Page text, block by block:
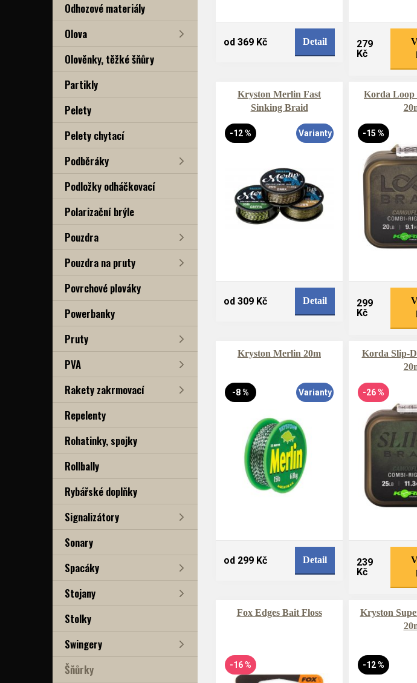
Odhozové materiály
Olova
Olověnky, těžké šňůry
Partikly
Pelety
Pelety chytací
Podběráky
Podložky odháčkovací
Polarizační brýle
Pouzdra
Pouzdra na pruty
Povrchové plováky
Powerbanky
Pruty
PVA
Rakety zakrmovací
Repelenty
Rohatinky, spojky
Rollbally
Rybářské doplňky
Signalizátory
Sonary
Spacáky
Stojany
Stolky
Swingery
Šňůrky
od 369 Kč Detail
279
Kč
Kryston Merlin Fast
Sinking Braid
-12 % Varianty
od 309 Kč Detail
Korda Loop
-15 %
299
Kč
Kryston Merlin 20m
-8 % Varianty
od 299 Kč Detail
Korda Slip-
-26 %
239
Kč
Fox Edges Bait Floss
-16 %
Kryston
-12 %